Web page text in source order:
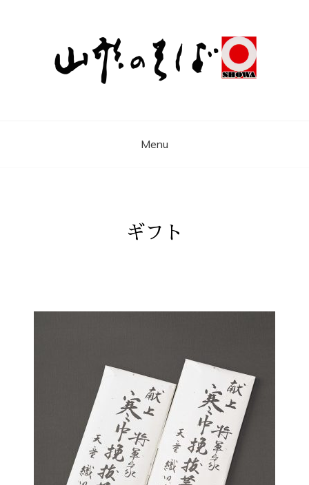
Menu
ギフト